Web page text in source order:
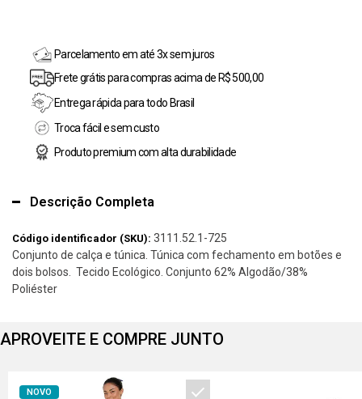
Parcelamento em até 3x sem juros
Frete grátis para compras acima de R$ 500,00
Entrega rápida para todo Brasil
Troca fácil e sem custo
Produto premium com alta durabilidade
Descrição Completa
Código identificador (SKU): 3111.52.1-725
Conjunto de calça e túnica. Túnica com fechamento em botões e
dois bolsos. Tecido Ecológico. Conjunto 62% Algodão/38%
Poliéster
APROVEITE E COMPRE JUNTO
NOVO